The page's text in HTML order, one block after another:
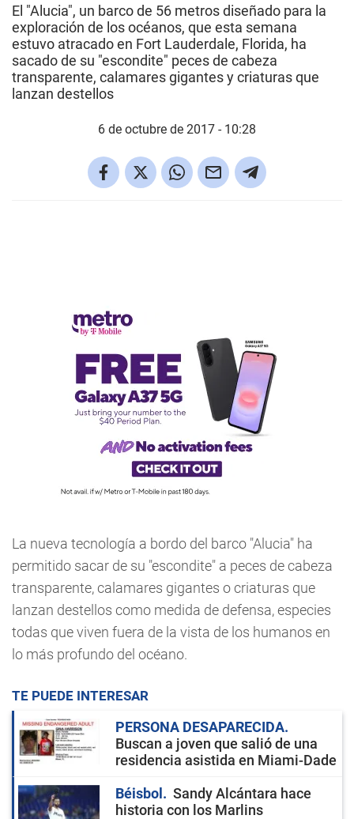
El "Alucia", un barco de 56 metros diseñado para la
exploración de los océanos, que esta semana
estuvo atracado en Fort Lauderdale, Florida, ha
sacado de su "escondite" peces de cabeza
transparente, calamares gigantes y criaturas que
lanzan destellos
6 de octubre de 2017 - 10:28
La nueva tecnología a bordo del barco "Alucia" ha
permitido sacar de su "escondite" a peces de cabeza
transparente, calamares gigantes o criaturas que
lanzan destellos como medida de defensa, especies
todas que viven fuera de la vista de los humanos en
lo más profundo del océano.
TE PUEDE INTERESAR
PERSONA DESAPARECIDA
Buscan a joven que salió de una
residencia asistida en Miami-Dade
Béisbol
Sandy Alcántara hace
historia con los Marlins